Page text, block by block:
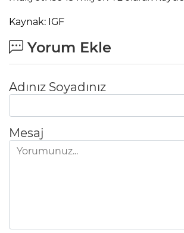
Kaynak: IGF
Yorum Ekle
Adınız Soyadınız
Mesaj